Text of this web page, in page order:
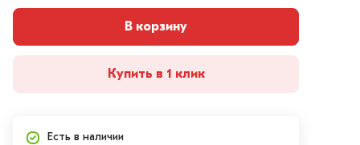
В корзину
Купить в 1 клик
Есть в наличии